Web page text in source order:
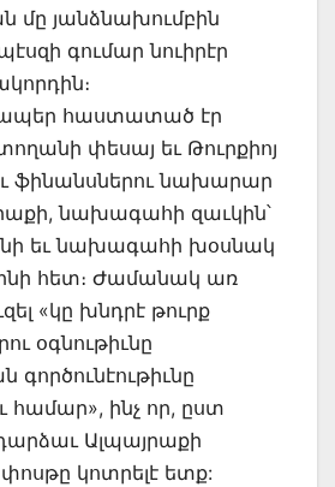
մը յանձնախումբին
գումար նուիրէր
հաստատած էր
փեսայ եւ Թուրքիոյ
ֆինանսներու նախարար
նախագահի զաւկին՝
եւ նախագահի խօսնակ
հետ։ Ժամանակ առ
«կը խնդրէ թուրք
օգնութիւնը
համար», ինչ որ, ըստ
դարձաւ Ալպայրաքի
փոսթը կոտրելէ ետք: